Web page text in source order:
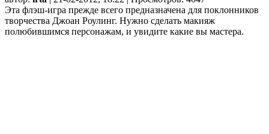
Эта флэш-игра прежде всего предназначена для поклонников
творчества Джоан Роулинг. Нужно сделать макияж
полюбившимся персонажам, и увидите какие вы мастера.